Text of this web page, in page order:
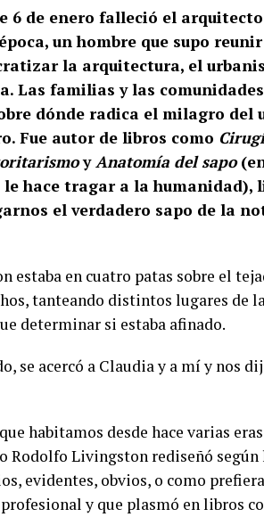
6 de enero falleció el
un hombre que supo
la arquitectura, el
Las familias y las
dónde radica el milagro del
Fue autor de libros como
yAnatomía del sapo
hace tragar a la humanidad),
el verdadero sapo de la
en cuatro patas sobre el
tanteando distintos lugares de
determinar si estaba afinado.
se acercó a Claudia y a mí y nos
habitamos desde hace varias
Rodolfo Livingston rediseñó según
evidentes, obvios, o como
y que plasmó en libros